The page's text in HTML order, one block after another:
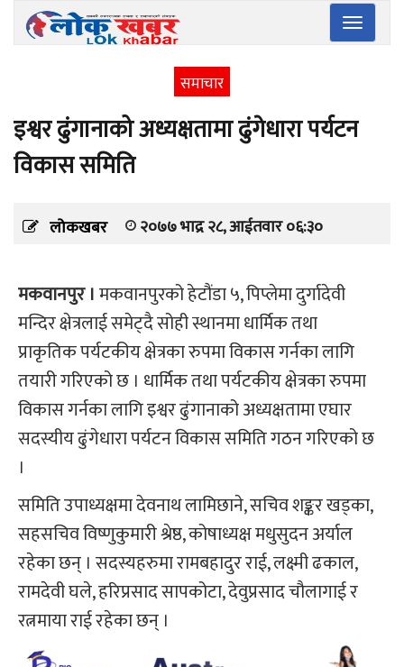
Toggle
समाचार
इश्वर ढुंगानाको अध्यक्षतामा ढुंगेधारा पर्यटन
विकास समिति
लोकखबर २०७७ भाद्र २८, आईतवार ०६:३०
मकवानपुर ।मकवानपुरको हेटौंडा ५, पिप्लेमा दुर्गादेवी
मन्दिर क्षेत्रलाई समेट्दै सोही स्थानमा धार्मिक तथा
प्राकृतिक पर्यटकीय क्षेत्रका रुपमा विकास गर्नका लागि
तयारी गरिएको छ । धार्मिक तथा पर्यटकीय क्षेत्रका रुपमा
विकास गर्नका लागि इश्वर ढुंगानाको अध्यक्षतामा एघार
सदस्यीय ढुंगेधारा पर्यटन विकास समिति गठन गरिएको छ
।
समिति उपाध्यक्षमा देवनाथ लामिछाने, सचिव शङ्कर खड्का,
सहसचिव विष्णुकुमारी श्रेष्ठ, कोषाध्यक्ष मधुसुदन अर्याल
रहेका छन् । सदस्यहरुमा रामबहादुर राई, लक्ष्मी ढकाल,
रामदेवी घले, हरिप्रसाद सापकोटा, देवुप्रसाद चौलागाई र
रत्नमाया राई रहेका छन् ।